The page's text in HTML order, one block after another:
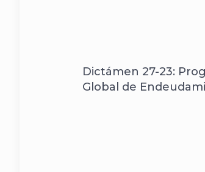
Dictámen 27-23:
Global de